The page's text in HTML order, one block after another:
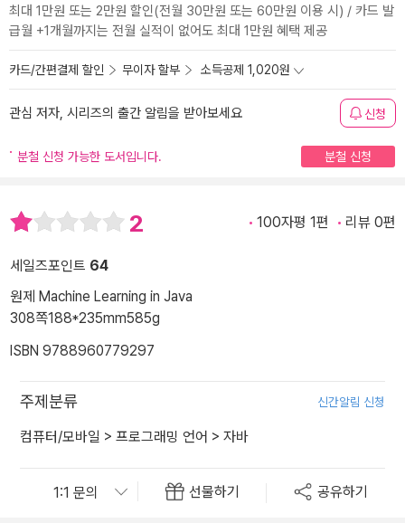
최대 1만원 또는 2만원 할인(전월 30만원 또는 60만원 이용 시) / 카드 발
급월 +1개월까지는 전월 실적이 없어도 최대 1만원 혜택 제공
카드/간편결제 할인 무이자 할부 소득공제 1,020원
관심 저자, 시리즈의 출간 알림을 받아보세요 신청
분철 신청 가능한 도서입니다. 분철 신청
2 100자평 1편 리뷰 0편
세일즈포인트 64
원제 Machine Learning in Java
308쪽188*235mm585g
ISBN 9788960779297
주제분류 신간알림 신청
컴퓨터/모바일 > 프로그래밍 언어 > 자바
선물하기 공유하기